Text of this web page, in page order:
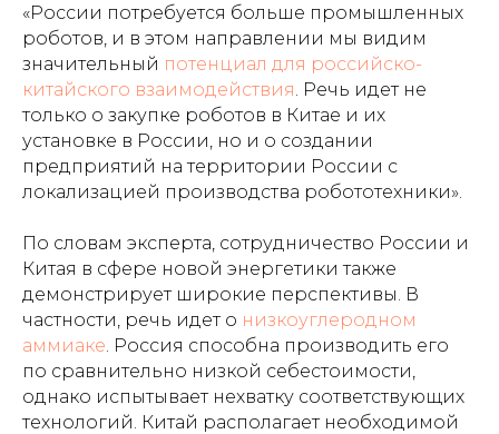
«России потребуется больше промышленных
роботов, и в этом направлении мы видим
значительный потенциал для российско-
китайского взаимодействия . Речь идет не
только о закупке роботов в Китае и их
установке в России, но и о создании
предприятий на территории России с
локализацией производства робототехники».
По словам эксперта, сотрудничество России и
Китая в сфере новой энергетики также
демонстрирует широкие перспективы. В
частности, речь идет о низкоуглеродном
аммиаке . Россия способна производить его
по сравнительно низкой себестоимости,
однако испытывает нехватку соответствующих
технологий. Китай располагает необходимой